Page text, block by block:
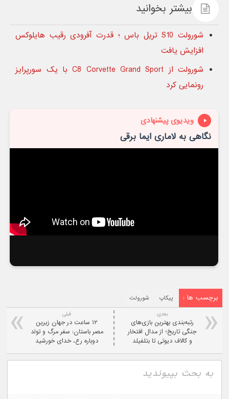
بیشتر بخوانید
شورولت S10 تریل باس ؛ قدرت آفرودی رقیب هایلوکس
افزایش یافت
شورولت از C8 Corvette Grand Sport با یک سورپرایز
رونمایی کرد
ویدیوی پیشنهادی
نگاهی به لاماری ایما برقی
برچسب ها : پیکاپ شورولت
قبلی
۱۲ ساعت در جهان زیرین
مصر باستان: سفر مرگ و تولد
دوباره رع، خدای خورشید
بعدی:
رتبه‌بندی بهترین بازی‌های
جنگی تاریخ؛ از مدال افتخار
و کالاف دیوتی تا بتلفیلد